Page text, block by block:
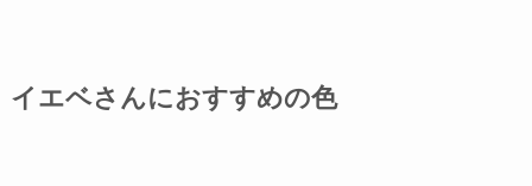
イエベさんにおすすめの色